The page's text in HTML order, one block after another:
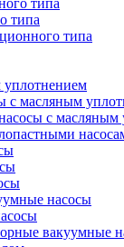
типа
типа
типа
с масляным
с масляным
насосы
вакуумные